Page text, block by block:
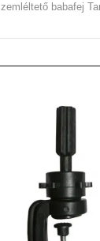
babafej